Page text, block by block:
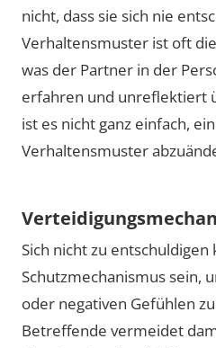
nicht, dass sie sich nie
Verhaltensmuster ist oft
was der Partner in der
erfahren und unreflektiert
ist es nicht ganz einfach,
Verhaltensmuster
Sich nicht zu entschuldigen
Schutzmechanismus sein,
oder negativen Gefühlen
Betreffende vermeidet